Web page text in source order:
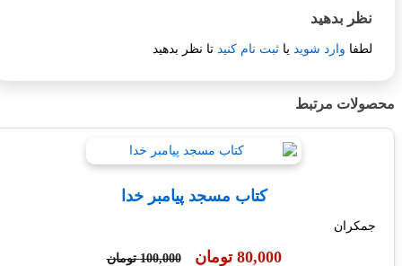
بدهید
وارد شوید یا ثبت نام کنید تا نظر بدهید
مرتبط
کتاب مسجد پیامبر خدا
80,000 تومان 100,000 تومان